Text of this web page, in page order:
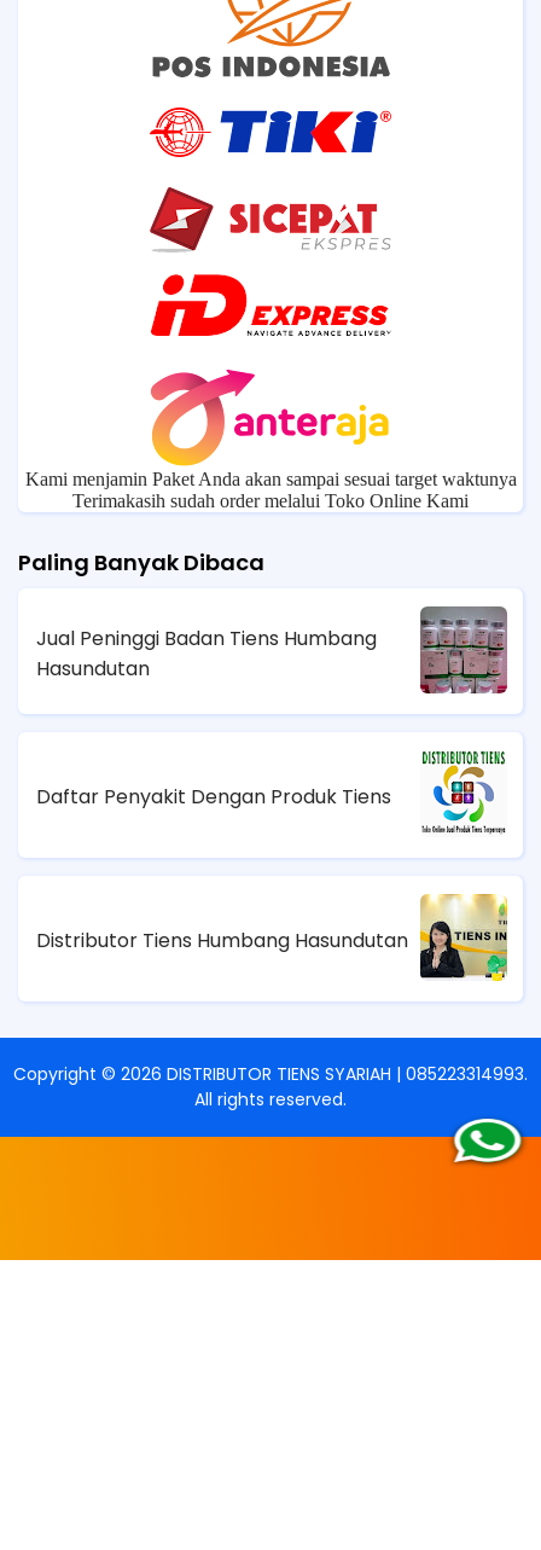
Kami menjamin Paket Anda akan sampai sesuai target waktunya
Terimakasih sudah order melalui Toko Online Kami
Paling Banyak Dibaca
Jual Peninggi Badan Tiens Humbang
Hasundutan
Daftar Penyakit Dengan Produk Tiens
Distributor Tiens Humbang Hasundutan
Copyright © 2026 DISTRIBUTOR TIENS SYARIAH | 085223314993.
All rights reserved.